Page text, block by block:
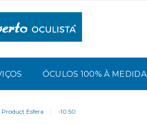
ÓCULOS 100% À MEDIDA
Product Esfera -10.50